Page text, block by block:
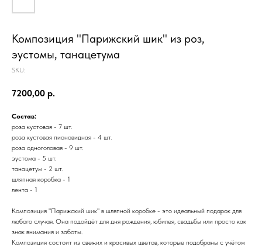
Композиция "Парижский шик" из роз,
эустомы, танацетума
SKU:
7200,00 р.
Состав:
роза кустовая - 7 шт.
роза кустовая пионовидная - 4 шт.
роза одноголовая - 9 шт.
эустома - 5 шт.
танацетум - 2 шт.
шляпная коробка - 1
лента - 1
Композиция "Парижский шик" в шляпной коробке - это идеальный подарок для
любого случая. Она подойдёт для дня рождения, юбилея, свадьбы или просто как
знак внимания и заботы.
Композиция состоит из свежих и красивых цветов, которые подобраны с учётом